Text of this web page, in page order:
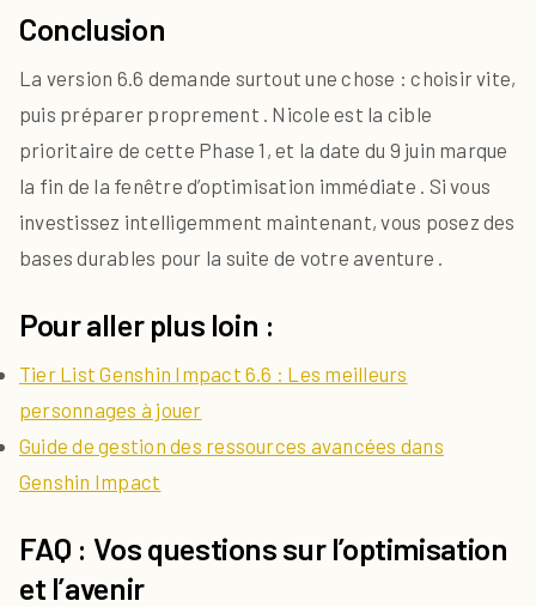
Conclusion
La version 6.6 demande surtout une chose : choisir vite,
puis préparer proprement . Nicole est la cible
prioritaire de cette Phase 1, et la date du 9 juin marque
la fin de la fenêtre d’optimisation immédiate . Si vous
investissez intelligemment maintenant, vous posez des
bases durables pour la suite de votre aventure .
Pour aller plus loin :
Tier List Genshin Impact 6.6 : Les meilleurs
personnages à jouer
Guide de gestion des ressources avancées dans
Genshin Impact
FAQ : Vos questions sur l’optimisation
et l’avenir